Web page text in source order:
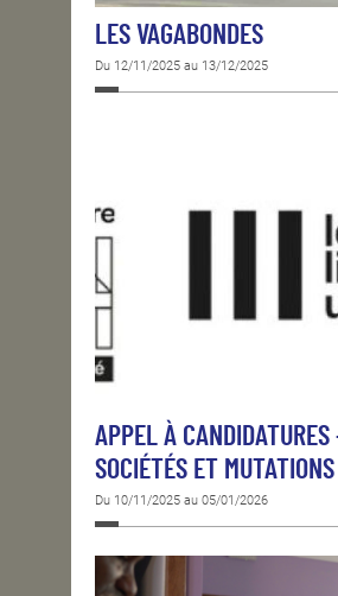
LES VAGABONDES
Du 12/11/2025 au 13/12/2025
APPEL À
SOCIÉTÉS ET
Du 10/11/2025 au 05/01/2026